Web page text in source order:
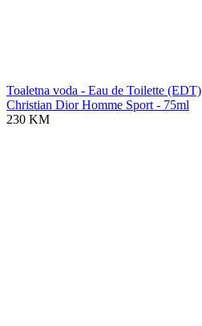
Toaletna voda - Eau de Toilette (EDT)
Christian Dior Homme Sport - 75ml
230 KM